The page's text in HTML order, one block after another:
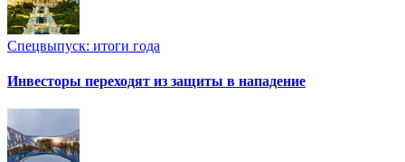
Спецвыпуск: итоги года
Инвесторы переходят из защиты в нападение